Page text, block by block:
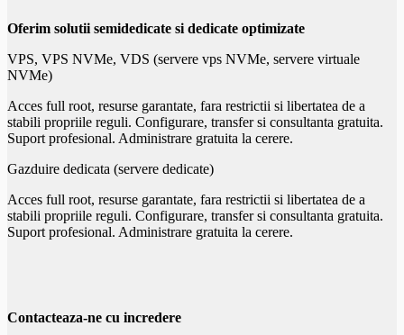
Oferim solutii semidedicate si dedicate optimizate
VPS, VPS NVMe, VDS (servere vps NVMe, servere virtuale
NVMe)
Acces full root, resurse garantate, fara restrictii si libertatea de a
stabili propriile reguli. Configurare, transfer si consultanta gratuita.
Suport profesional. Administrare gratuita la cerere.
Gazduire dedicata (servere dedicate)
Acces full root, resurse garantate, fara restrictii si libertatea de a
stabili propriile reguli. Configurare, transfer si consultanta gratuita.
Suport profesional. Administrare gratuita la cerere.
Contacteaza-ne cu incredere